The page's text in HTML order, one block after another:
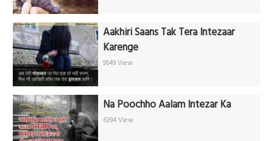
Aakhiri Saans Tak Tera Intezaar
Karenge
9549 View
Na Poochho Aalam Intezar Ka
6394 View